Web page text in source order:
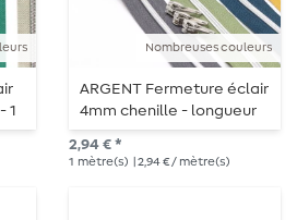
1
Nombreuses couleurs
ARGENT Fermeture éclair
4mm chenille - longueur
1m - métallisée
2,94 € *
1 mètre(s) | 2,94 € / mètre(s)